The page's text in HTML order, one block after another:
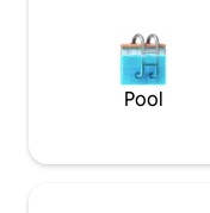
Pool